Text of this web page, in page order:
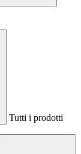
Tutti i prodotti